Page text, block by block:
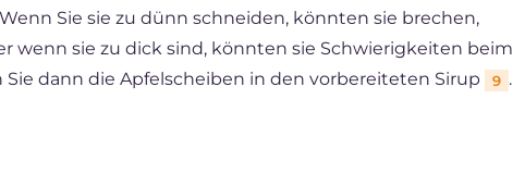
Sie sie zu dünn schneiden, könnten sie brechen,
wenn sie zu dick sind, könnten sie Schwierigkeiten beim
Sie dann die Apfelscheiben in den vorbereiteten Sirup
9 .